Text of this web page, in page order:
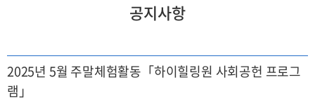
공지사항
2025년 5월 주말체험활동「하이힐링원 사회공헌 프로그
램」